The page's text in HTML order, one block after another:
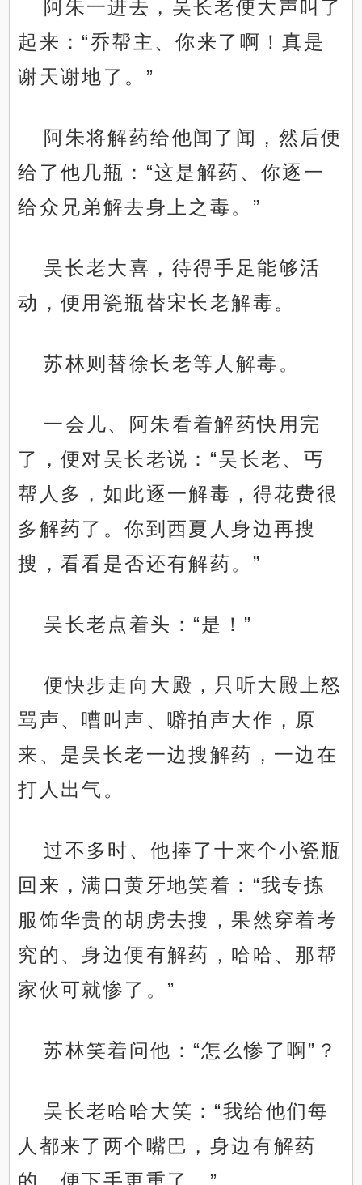
阿朱一进去，吴长老便大声叫了
起来：“乔帮主、你来了啊！真是
谢天谢地了。”
阿朱将解药给他闻了闻，然后便
给了他几瓶：“这是解药、你逐一
给众兄弟解去身上之毒。”
吴长老大喜，待得手足能够活
动，便用瓷瓶替宋长老解毒。
苏林则替徐长老等人解毒。
一会儿、阿朱看着解药快用完
了，便对吴长老说：“吴长老、丐
帮人多，如此逐一解毒，得花费很
多解药了。你到西夏人身边再搜
搜，看看是否还有解药。”
吴长老点着头：“是！”
便快步走向大殿，只听大殿上怒
骂声、嘈叫声、噼拍声大作，原
来、是吴长老一边搜解药，一边在
打人出气。
过不多时、他捧了十来个小瓷瓶
回来，满口黄牙地笑着：“我专拣
服饰华贵的胡虏去搜，果然穿着考
究的、身边便有解药，哈哈、那帮
家伙可就惨了。”
苏林笑着问他：“怎么惨了啊”？
吴长老哈哈大笑：“我给他们每
人都来了两个嘴巴，身边有解药
的，便下手更重了。”